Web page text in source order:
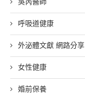
吳芮醫師
呼吸道健康
外泌體文獻 網路分享
女性健康
婚前保養